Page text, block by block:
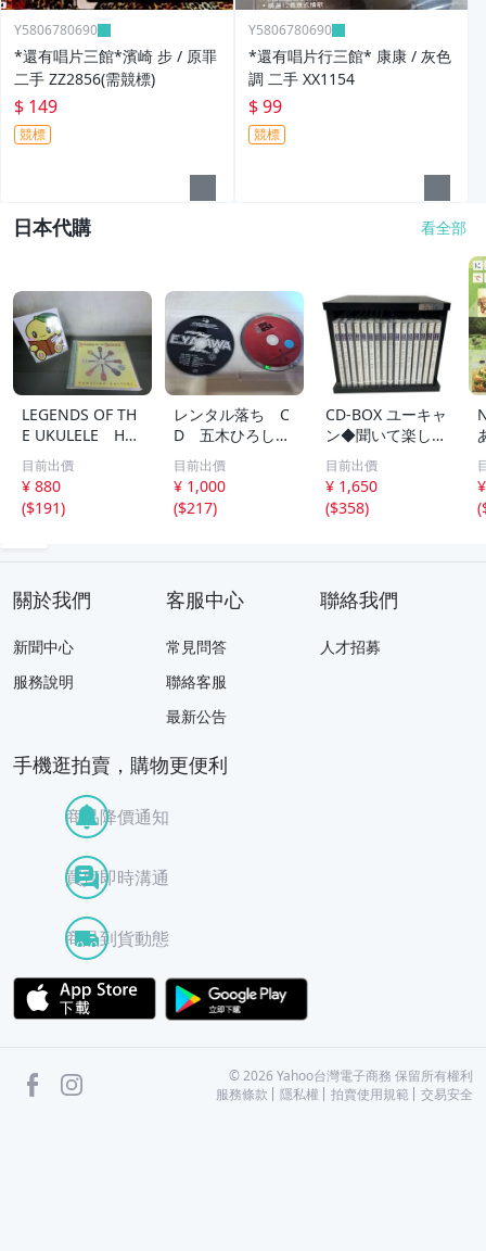
Y5806780690
*還有唱片三館*濱崎 步 / 原罪
二手 ZZ2856(需競標)
$ 149
競標
Y5806780690
*還有唱片行三館* 康康 / 灰色
調 二手 XX1154
$ 99
競標
日本代購 看全部
LEGENDS OF TH
E UKULELE HA
WAIIAN MASTER
S ウクレレ ハワ
イ 169
目前出價
¥ 880
($191)
レンタル落ち C
D 五木ひろし
高橋真梨子 他
中古品
目前出價
¥ 1,000
($217)
CD-BOX ユーキャ
ン◆聞いて楽しむ
日本の名作 第1巻
～第16巻 未開封
品混在 木箱付き
目前出價
¥ 1,650
($358)
(
關於我們
新聞中心
服務說明
客服中心
常見問答
聯絡客服
最新公告
聯絡我們
人才招募
手機逛拍賣，購物更便利
商品降價通知
買賣即時溝通
商品到貨動態
APP Store
facebook ©2026 Yahoo台灣電子商務 保留所有權利
服務條款
隱私權 拍賣使用規範 交易安全